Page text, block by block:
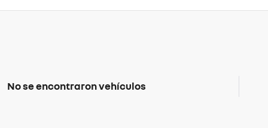
No se encontraron vehículos